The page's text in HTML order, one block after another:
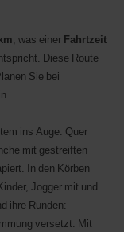
, was einer Fahrtzeit
Diese Route
Sie bei
ins Auge: Quer
mit gestreiften
In den Körben
Jogger mit und
ihre Runden:
versetzt. Mit